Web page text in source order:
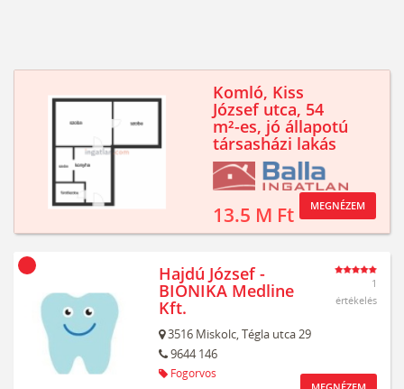
Komló, Kiss
József utca, 54
m²-es, jó állapotú
társasházi lakás
13.5 M Ft MEGNÉZEM
Hajdú József -
BIONIKA Medline
Kft.
3516 Miskolc,Tégla utca 29
9644 146
Fogorvos
1
értékelés